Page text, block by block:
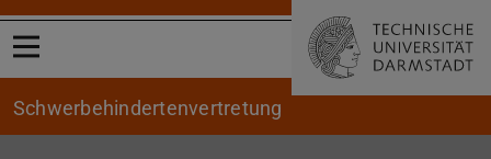
Menü öffnen
Schwerbehindertenvertretung